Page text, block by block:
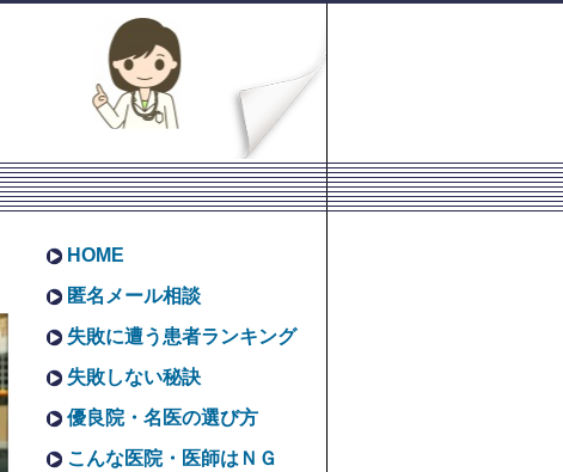
HOME
匿名メール相談
失敗に遭う患者ランキング
失敗しない秘訣
優良院・名医の選び方
こんな医院・医師はＮＧ